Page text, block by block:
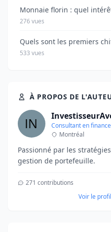
Monnaie florin : quel
276 vues
Quels sont les premiers
533 vues
À PROPOS DE
Consultant en
Montréal
Passionné par les
gestion de portefeuille.
271 contributions
Voir le